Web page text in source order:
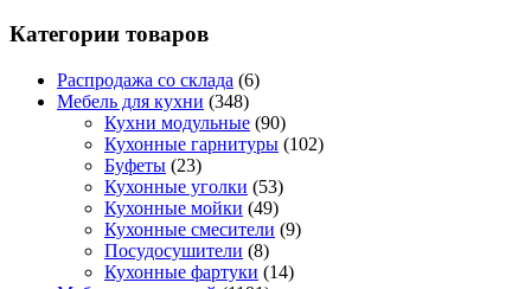
Категории товаров
Распродажа со склада (6)
Мебель для кухни (348)
Кухни модульные (90)
Кухонные гарнитуры (102)
Буфеты (23)
Кухонные уголки (53)
Кухонные мойки (49)
Кухонные смесители (9)
Посудосушители (8)
Кухонные фартуки (14)